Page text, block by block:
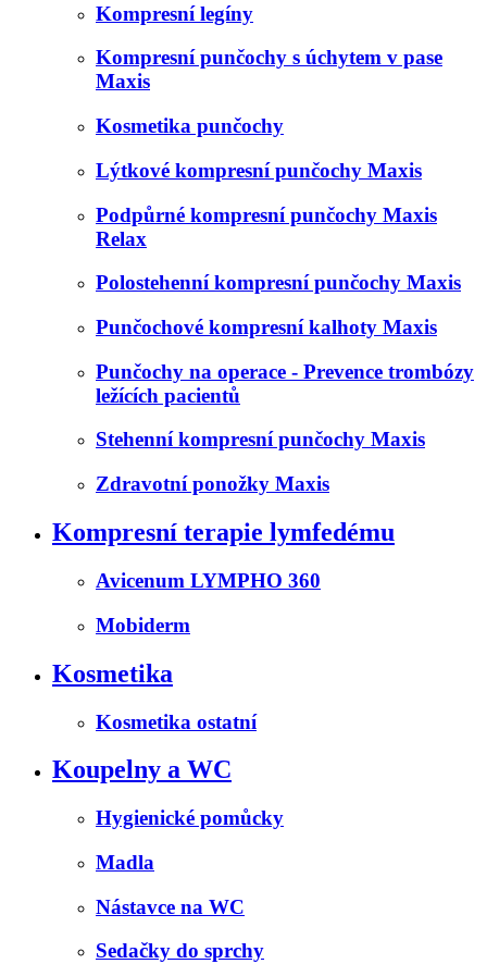
Kompresní legíny
Kompresní punčochy s úchytem v pase
Maxis
Kosmetika punčochy
Lýtkové kompresní punčochy Maxis
Podpůrné kompresní punčochy Maxis
Relax
Polostehenní kompresní punčochy Maxis
Punčochové kompresní kalhoty Maxis
Punčochy na operace - Prevence trombózy
ležících pacientů
Stehenní kompresní punčochy Maxis
Zdravotní ponožky Maxis
Kompresní terapie lymfedému
Avicenum LYMPHO 360
Mobiderm
Kosmetika
Kosmetika ostatní
Koupelny a WC
Hygienické pomůcky
Madla
Nástavce na WC
Sedačky do sprchy